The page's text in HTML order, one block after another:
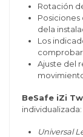
Rotación
Posiciones
dela
Los
comprobar
Ajuste del
BeSafe iZi
individualizada:
Universal